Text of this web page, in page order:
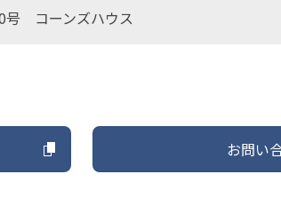
号 コーンズハウス
お問い